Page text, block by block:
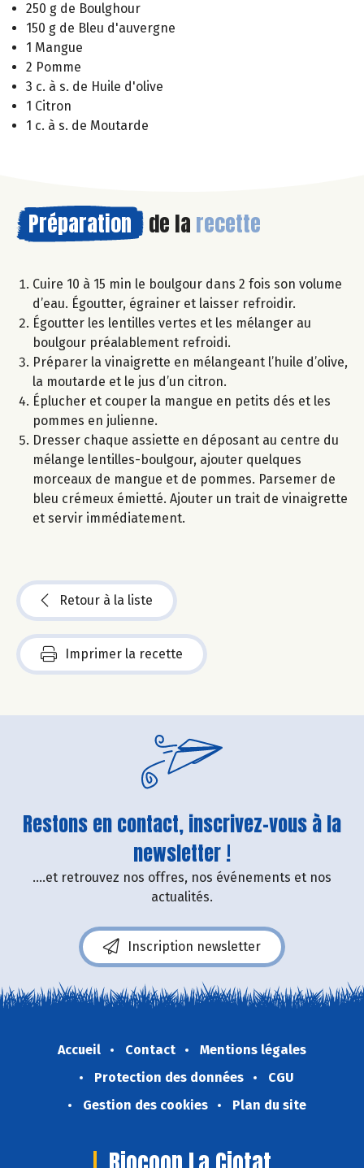
250 g de Boulghour
150 g de Bleu d'auvergne
1 Mangue
2 Pomme
3 c. à s. de Huile d'olive
1 Citron
1 c. à s. de Moutarde
Préparation de la recette
Cuire 10 à 15 min le boulgour dans 2 fois son volume
d’eau. Égoutter, égrainer et laisser refroidir.
Égoutter les lentilles vertes et les mélanger au
boulgour préalablement refroidi.
Préparer la vinaigrette en mélangeant l’huile d’olive,
la moutarde et le jus d’un citron.
Éplucher et couper la mangue en petits dés et les
pommes en julienne.
Dresser chaque assiette en déposant au centre du
mélange lentilles-boulgour, ajouter quelques
morceaux de mangue et de pommes. Parsemer de
bleu crémeux émietté. Ajouter un trait de vinaigrette
et servir immédiatement.
Retour à la liste
Imprimer la recette
Restons en contact, inscrivez-vous à la
newsletter !
....et retrouvez nos offres, nos événements et nos
actualités.
Inscription newsletter
Accueil Contact
Mentions légales
Protection des données
CGU
Gestion des cookies
Plan du site